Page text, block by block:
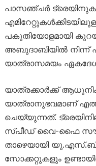
പാസഞ്ചർ
പകുതിയോളമായി
അബുദാബിയിൽ നിന്ന്
യാത്രാസമയം ഏകദേശം
യാത്രക്കാർക്ക്
യാത്രാനുഭവമാണ്
ചെയ്യുന്നത്.
സ്പീഡ് വൈ-ഫൈ
താഴെയായി
സോക്കറ്റുകളും